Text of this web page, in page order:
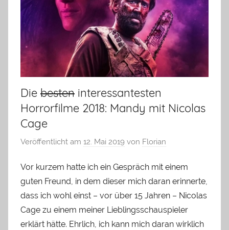
Die besten interessantesten
Horrorfilme 2018: Mandy mit Nicolas
Cage
Veröffentlicht am 12. Mai 2019 von Florian
Vor kurzem hatte ich ein Gespräch mit einem
guten Freund, in dem dieser mich daran erinnerte,
dass ich wohl einst – vor über 15 Jahren – Nicolas
Cage zu einem meiner Lieblingsschauspieler
erklärt hätte. Ehrlich, ich kann mich daran wirklich